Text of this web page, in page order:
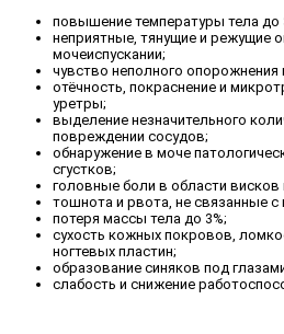
повышение температуры тела до
неприятные, тянущие и режущие
мочеиспускании;
чувство неполного опорожнения
отёчность, покраснение и
уретры;
выделение незначительного
повреждении сосудов;
обнаружение в моче
сгустков;
головные боли в области висков
тошнота и рвота, не связанные с
потеря массы тела до 3%;
сухость кожных покровов,
ногтевых пластин;
образование синяков под
слабость и снижение